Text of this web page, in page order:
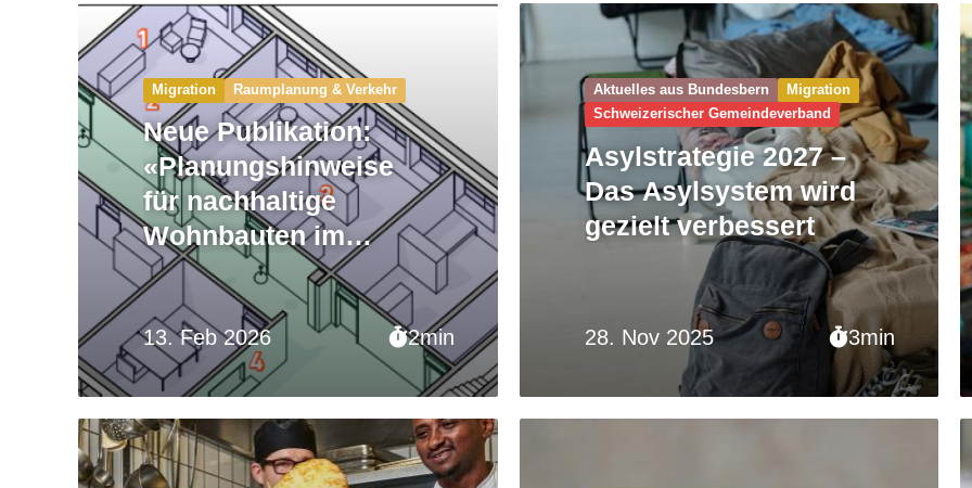
13. Feb 2026 2min
Migration Raumplanung & Verkehr
Neue Publikation:
«Planungshinweise
für nachhaltige
Wohnbauten im
Asylbereich»
28. Nov 2025 3min
Aktuelles aus Bundesbern
Migration
Schweizerischer Gemeinde­verband
Asylstrategie 2027 –
Das Asylsystem wird
gezielt verbessert